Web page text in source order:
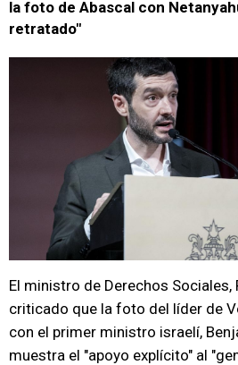
la foto de Abascal con
retratado"
El ministro de Derechos Sociales,
criticado que la foto del líder de
con el primer ministro israelí,
muestra el "apoyo explícito" al